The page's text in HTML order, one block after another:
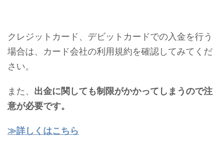
クレジットカード、デビットカードでの入金を行う
場合は、カード会社の利用規約を確認してみてくだ
さい。
また、 出金に関しても制限がかかってしまうので注
意が必要です。
≫詳しくはこちら